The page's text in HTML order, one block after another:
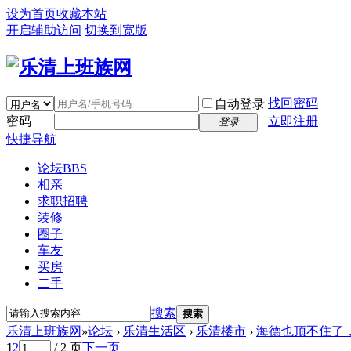
设为首页收藏本站
开启辅助访问 切换到宽版
自动登录 找回密码
密码
登录
立即注册
快捷导航
论坛BBS
相亲
求职招聘
装修
圈子
车友
买房
二手
搜索 搜索
乐清上班族网 »论坛 › 乐清生活区 › 乐清楼市 › 海德也顶不住了
12 / 2 页下一页